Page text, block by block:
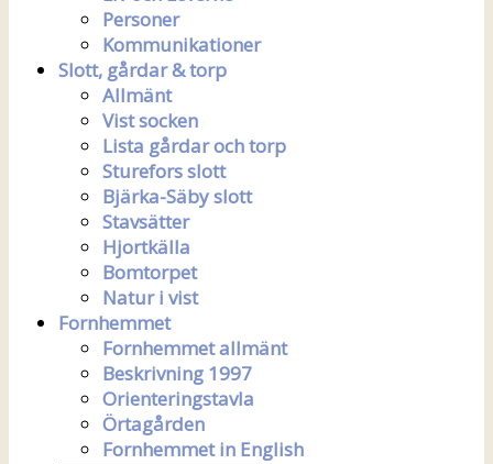
Personer
Kommunikationer
Slott, gårdar & torp
Allmänt
Vist socken
Lista gårdar och torp
Sturefors slott
Bjärka-Säby slott
Stavsätter
Hjortkälla
Bomtorpet
Natur i vist
Fornhemmet
Fornhemmet allmänt
Beskrivning 1997
Orienteringstavla
Örtagården
Fornhemmet in English